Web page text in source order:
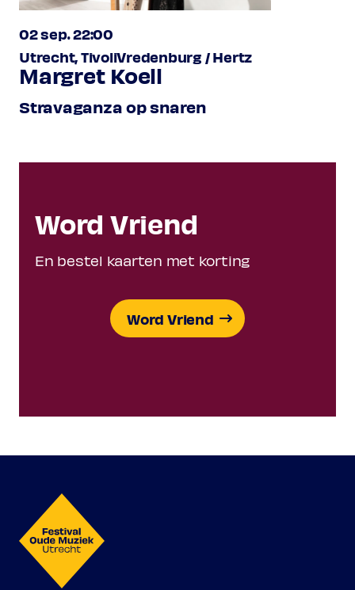
02 sep. 22:00
Utrecht, TivoliVredenburg / Hertz
Margret Koell
Stravaganza op snaren
Word Vriend
En bestel kaarten met korting
Word Vriend